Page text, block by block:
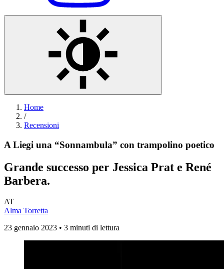
Home
/
Recensioni
A Liegi una “Sonnambula” con trampolino poetico
Grande successo per Jessica Prat e René
Barbera.
AT
Alma Torretta
23 gennaio 2023 • 3 minuti di lettura